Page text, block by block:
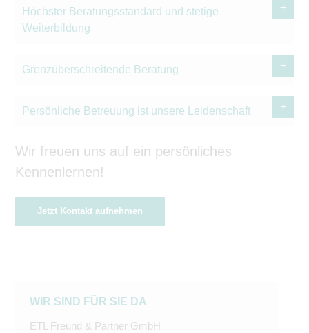
Höchster Beratungsstandard und stetige
Weiterbildung
Grenzüberschreitende Beratung
Persönliche Betreuung ist unsere Leidenschaft
Wir freuen uns auf ein persönliches
Kennenlernen!
Jetzt Kontakt aufnehmen
WIR SIND FÜR SIE DA
ETL Freund & Partner GmbH